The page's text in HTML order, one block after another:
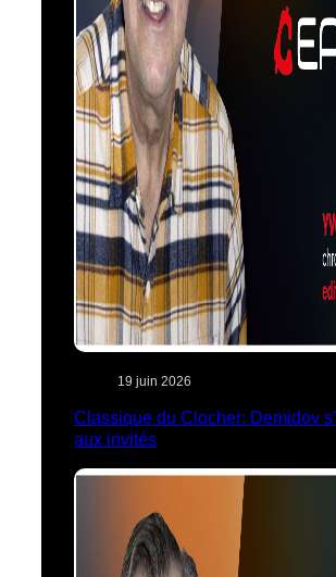
19 juin 2026
Classique du Clocher: Demidov
aux invités